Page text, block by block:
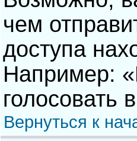
чем
доступа
Например:
голосовать
Вернуться к